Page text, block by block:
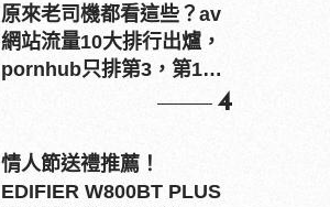
原來老司機都看這些？av
網站流量10大排行出爐，
pornhub只排第3，第1名
4
情人節送禮推薦！
EDIFIER W800BT PLUS